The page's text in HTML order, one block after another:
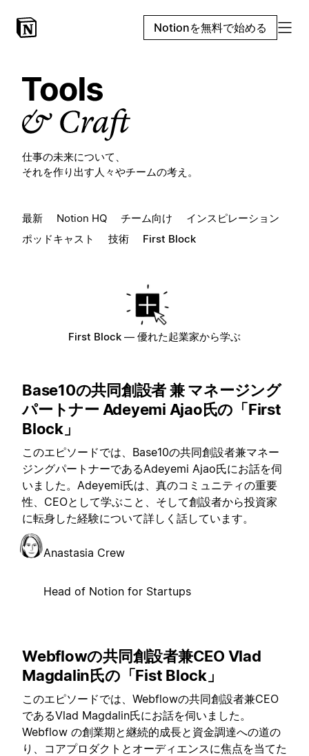
Notionを無料で始める
仕事の未来について、
それを作り出す人々やチームの考え。
最新 Notion HQ チーム向け
インスピレーション
ポッドキャスト
技術 First Block
First Block — 優れた起業家から学ぶ
Base10の共同創設者 兼 マネージング
パートナー Adeyemi Ajao氏の「First
Block」
このエピソードでは、Base10の共同創設者兼マネー
ジングパートナーであるAdeyemi Ajao氏にお話を伺
いました。Adeyemi氏は、真のコミュニティの重要
性、CEOとして学ぶこと、そして創設者から投資家
に転身した経験について詳しく話しています。
Anastasia Crew
Head of Notion for Startups
Webflowの共同創設者兼CEO Vlad
Magdalin氏の「Fist Block」
このエピソードでは、Webflowの共同創設者兼CEO
であるVlad Magdalin氏にお話を伺いました。
Webflow の創業期と継続的成長と資金調達への道の
り、コアプロダクトとオーディエンスに焦点を当てた